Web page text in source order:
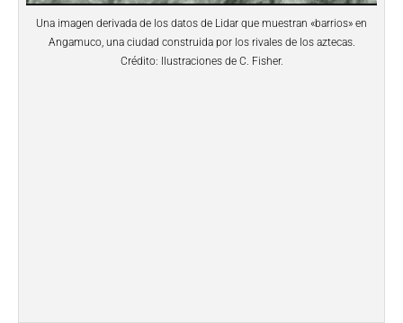
Una imagen derivada de los datos de Lidar que muestran «barrios» en
Angamuco, una ciudad construida por los rivales de los aztecas.
Crédito: Ilustraciones de C. Fisher.